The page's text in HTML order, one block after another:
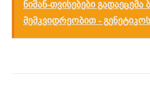
ნიშან-თვისებები გადაეცემა
მემკვიდრეობით -